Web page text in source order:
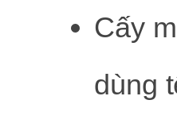
Cấy
dùng